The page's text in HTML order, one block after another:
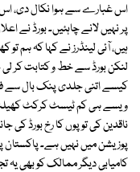
اس غبارے سے ہوا نکال دی،
پر نہیں لانے چاہئیں۔ بورڈ نے
ہیں، آئی لینڈرز نے کہا کہ ہم
لنکن بورڈ سے خط و کتابت کر
کیسے اتنی جلدی پنک بال سے
ویسے ہی کم ٹیسٹ کرکٹ کھیلنے
ناقدین کی توپوں کا رخ بورڈ کی
پوزیشن میں نہیں ہے۔
کامیابی دیگر ممالک کو بھی یہ